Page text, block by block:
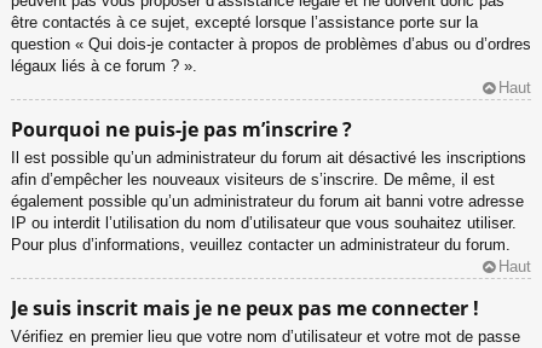
être contactés à ce sujet, excepté lorsque l’assistance porte sur la
question « Qui dois-je contacter à propos de problèmes d’abus ou d’ordres
légaux liés à ce forum ? ».
Haut
Pourquoi ne puis-je pas m’inscrire ?
Il est possible qu’un administrateur du forum ait désactivé les inscriptions
afin d’empêcher les nouveaux visiteurs de s’inscrire. De même, il est
également possible qu’un administrateur du forum ait banni votre adresse
IP ou interdit l’utilisation du nom d’utilisateur que vous souhaitez utiliser.
Pour plus d’informations, veuillez contacter un administrateur du forum.
Haut
Je suis inscrit mais je ne peux pas me connecter !
Vérifiez en premier lieu que votre nom d’utilisateur et votre mot de passe